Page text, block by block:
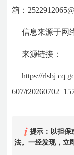
箱：
信息来源于网
来源链接：
https://
607/
提示：以担保
法。一经发现，立